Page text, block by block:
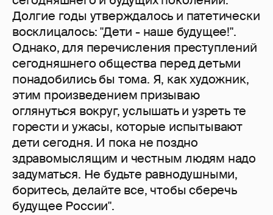
Долгие годы утверждалось и патетически
восклицалось: "Дети - наше будущее!".
Однако, для перечисления преступлений
сегодняшнего общества перед детьми
понадобились бы тома. Я, как художник,
этим произведением призываю
оглянуться вокруг, услышать и узреть те
горести и ужасы, которые испытывают
дети сегодня. И пока не поздно
здравомыслящим и честным людям надо
задуматься. Не будьте равнодушными,
боритесь, делайте все, чтобы сберечь
будущее России".